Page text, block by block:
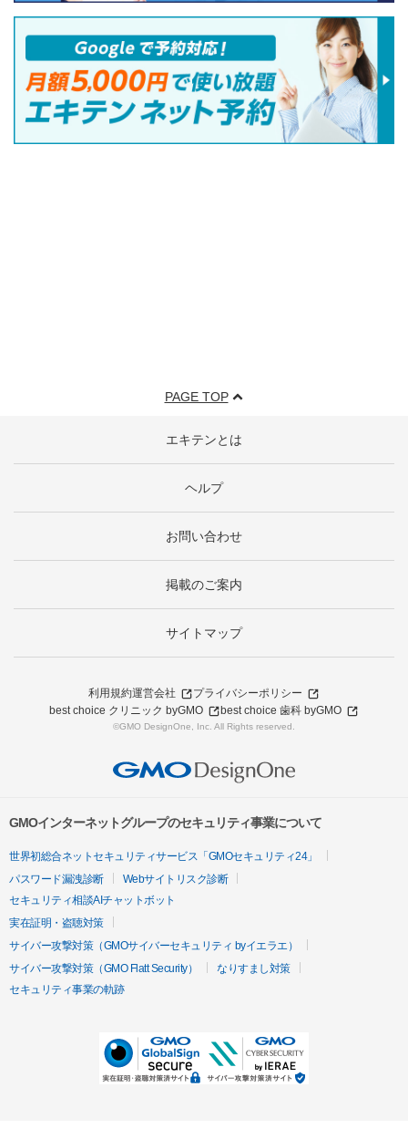
PAGE TOP
エキテンとは
ヘルプ
お問い合わせ
掲載のご案内
サイトマップ
利用規約運営会社
プライバシーポリシー
best choice クリニック byGMO
best choice 歯科 byGMO
©GMO DesignOne, Inc. All Rights reserved.
GMOインターネットグループのセキュリティ事業について
世界初総合ネットセキュリティサービス「GMOセキュリティ24」
パスワード漏洩診断
Webサイトリスク診断
セキュリティ相談AIチャットボット
実在証明・盗聴対策
サイバー攻撃対策（GMOサイバーセキュリティ byイエラエ）
サイバー攻撃対策（GMO Flatt Security）
なりすまし対策
セキュリティ事業の軌跡